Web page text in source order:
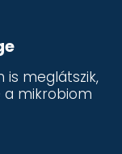
meglátszik,
a mikrobiom